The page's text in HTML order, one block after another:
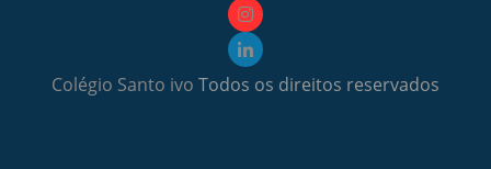
Colégio Santo ivo Todos os direitos reservados